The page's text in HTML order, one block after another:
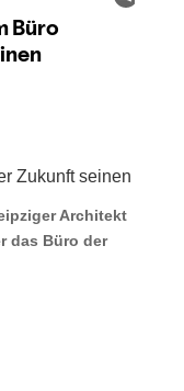
Zukunft seinen
Architekt
das Büro der